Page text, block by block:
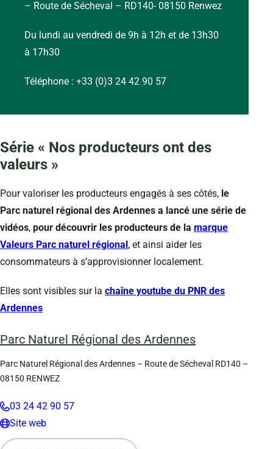
– Route de Sécheval – RD140- 08150 Renwez
Du lundi au vendredi de 9h à 12h et de 13h30
à 17h30
Téléphone : +33 (0)3 24 42 90 57
Série « Nos producteurs ont des
valeurs »
Pour valoriser les producteurs engagés à ses côtés, le
Parc naturel régional des Ardennes a lancé une série de
vidéos, pour découvrir les producteurs de la marque
Valeurs Parc naturel régional , et ainsi aider les
consommateurs à s’approvisionner localement.
Elles sont visibles sur la chaîne youtube du PNR des
Ardennes
Parc Naturel Régional des Ardennes
Parc Naturel Régional des Ardennes – Route de Sécheval RD140 –
08150 RENWEZ
03 24 42 90 57
Site web